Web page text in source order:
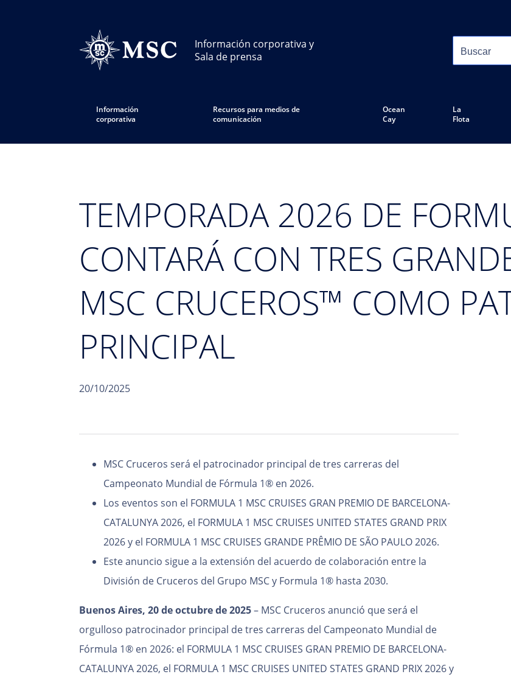
Información corporativa y
Sala de prensa
Información
corporativa
Recursos para medios de
comunicación
Ocean
Cay
La
Flota
TEMPORADA 2026 DE
CONTARÁ CON TRES
MSC CRUCEROS™ COMO
PRINCIPAL
20/10/2025
MSC Cruceros será el patrocinador principal de tres carreras del
Campeonato Mundial de Fórmula 1® en 2026.
Los eventos son el FORMULA 1 MSC CRUISES GRAN PREMIO DE BARCELONA-
CATALUNYA 2026, el FORMULA 1 MSC CRUISES UNITED STATES GRAND PRIX
2026 y el FORMULA 1 MSC CRUISES GRANDE PRÊMIO DE SÃO PAULO 2026.
Este anuncio sigue a la extensión del acuerdo de colaboración entre la
División de Cruceros del Grupo MSC y Formula 1® hasta 2030.
Buenos Aires, 20 de octubre de 2025– MSC Cruceros anunció que será el
orgulloso patrocinador principal de tres carreras del Campeonato Mundial de
Fórmula 1® en 2026: el FORMULA 1 MSC CRUISES GRAN PREMIO DE BARCELONA-
CATALUNYA 2026, el FORMULA 1 MSC CRUISES UNITED STATES GRAND PRIX 2026 y